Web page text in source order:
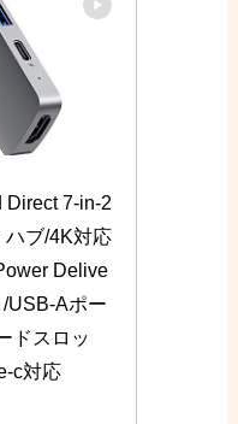
Direct 7-in-2
ハブ/4K対応
Delive
USB-Aポー
ドスロッ
c対応